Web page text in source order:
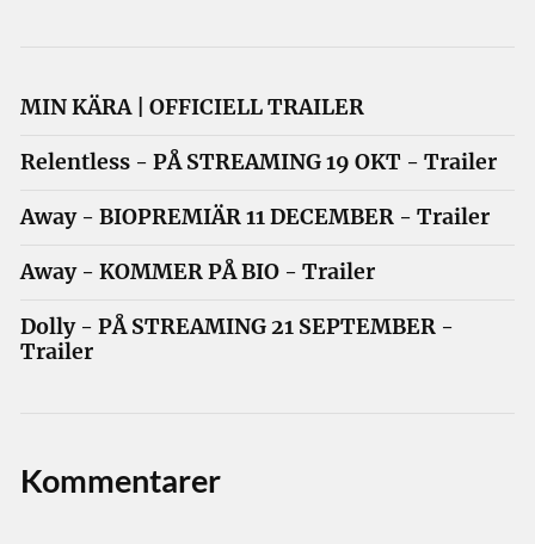
MIN KÄRA | OFFICIELL TRAILER
Relentless - PÅ STREAMING 19 OKT - Trailer
Away - BIOPREMIÄR 11 DECEMBER - Trailer
Away - KOMMER PÅ BIO - Trailer
Dolly - PÅ STREAMING 21 SEPTEMBER -
Trailer
Kommentarer